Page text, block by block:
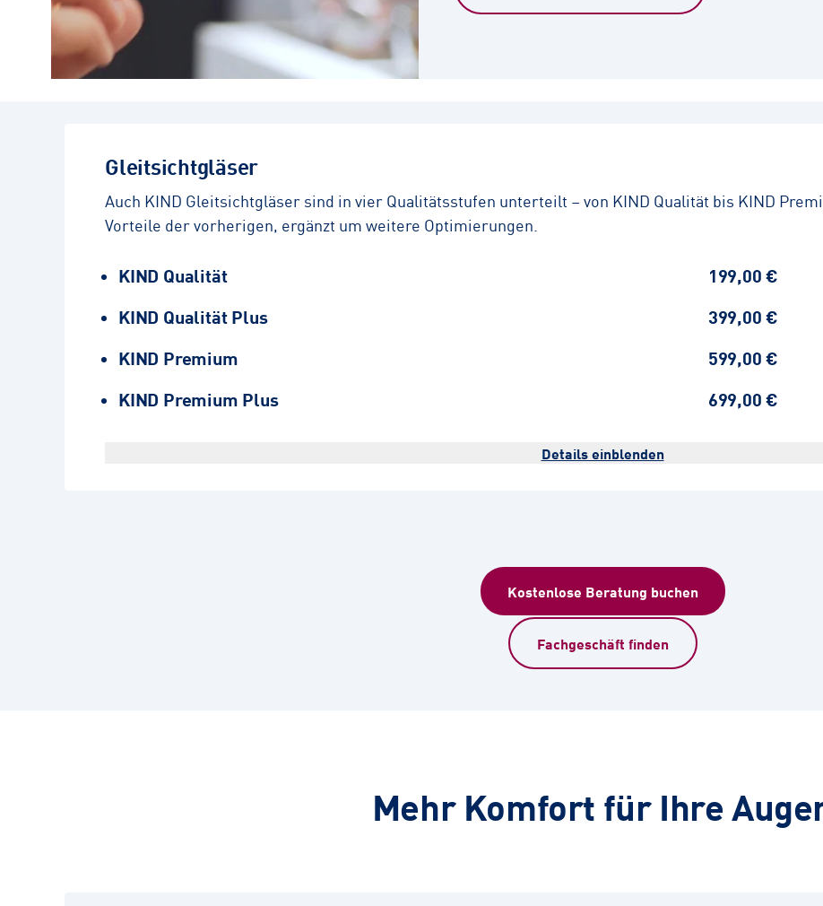
Gleitsichtgläser
Auch KIND Gleitsichtgläser sind in vier Qualitätsstufen unterteilt – von KIND Qualität bis KIND
Vorteile der vorherigen, ergänzt um weitere Optimierungen.
KIND Qualität
199,00 €
KIND Qualität Plus
399,00 €
KIND Premium 599,00 €
KIND Premium Plus 699,00 €
Details einblenden
Kostenlose Beratung buchen
Fachgeschäft finden
Mehr Komfort für Ihre